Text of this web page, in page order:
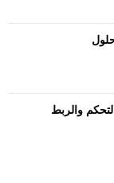
والربط